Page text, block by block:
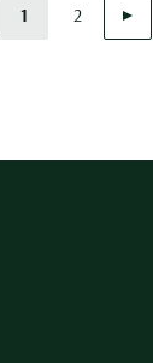
Current Page
1
Page
2 Volgende